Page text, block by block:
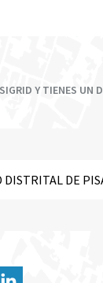
Y TIENES UN